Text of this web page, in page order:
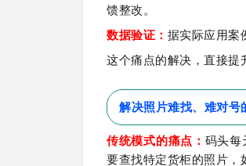
馈整改。
数据验证： 据实际应用案
这个痛点的解决，直接提
解决照片难找、难对号
传统模式的痛点： 码头每
要查找特定货柜的照片，